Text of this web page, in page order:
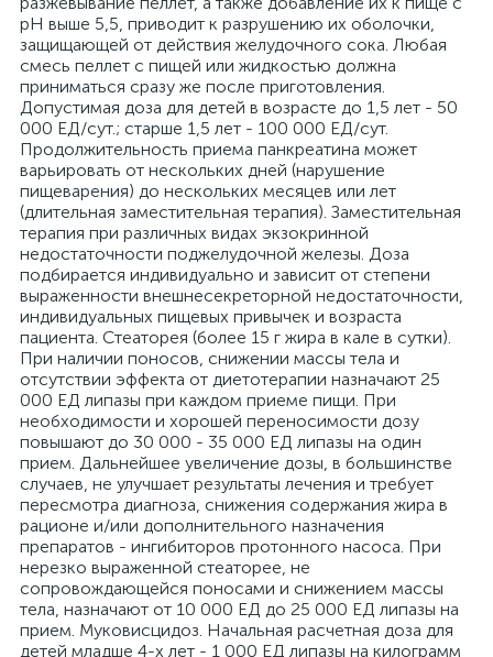
pH выше 5,5, приводит к разрушению их оболочки,
защищающей от действия желудочного сока. Любая
смесь пеллет с пищей или жидкостью должна
приниматься сразу же после приготовления.
Допустимая доза для детей в возрасте до 1,5 лет - 50
000 ЕД/сут.; старше 1,5 лет - 100 000 ЕД/сут.
Продолжительность приема панкреатина может
варьировать от нескольких дней (нарушение
пищеварения) до нескольких месяцев или лет
(длительная заместительная терапия). Заместительная
терапия при различных видах экзокринной
недостаточности поджелудочной железы. Доза
подбирается индивидуально и зависит от степени
выраженности внешнесекреторной недостаточности,
индивидуальных пищевых привычек и возраста
пациента. Стеаторея (более 15 г жира в кале в сутки).
При наличии поносов, снижении массы тела и
отсутствии эффекта от диетотерапии назначают 25
000 ЕД липазы при каждом приеме пищи. При
необходимости и хорошей переносимости дозу
повышают до 30 000 - 35 000 ЕД липазы на один
прием. Дальнейшее увеличение дозы, в большинстве
случаев, не улучшает результаты лечения и требует
пересмотра диагноза, снижения содержания жира в
рационе и/или дополнительного назначения
препаратов - ингибиторов протонного насоса. При
нерезко выраженной стеаторее, не
сопровождающейся поносами и снижением массы
тела, назначают от 10 000 ЕД до 25 000 ЕД липазы на
прием. Муковисцидоз. Начальная расчетная доза для
детей младше 4-х лет - 1 000 ЕД липазы на килограмм